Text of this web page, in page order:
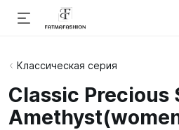
Классическая серия
Classic Precious